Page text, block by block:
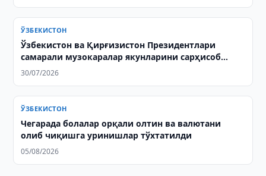
ЎЗБЕКИСТОН
Ўзбекистон ва Қирғизистон Президентлари
самарали музокаралар якунларини сарҳисоб
қилдилар
30/07/2026
ЎЗБЕКИСТОН
Чегарада болалар орқали олтин ва валютани
олиб чиқишга уринишлар тўхтатилди
05/08/2026